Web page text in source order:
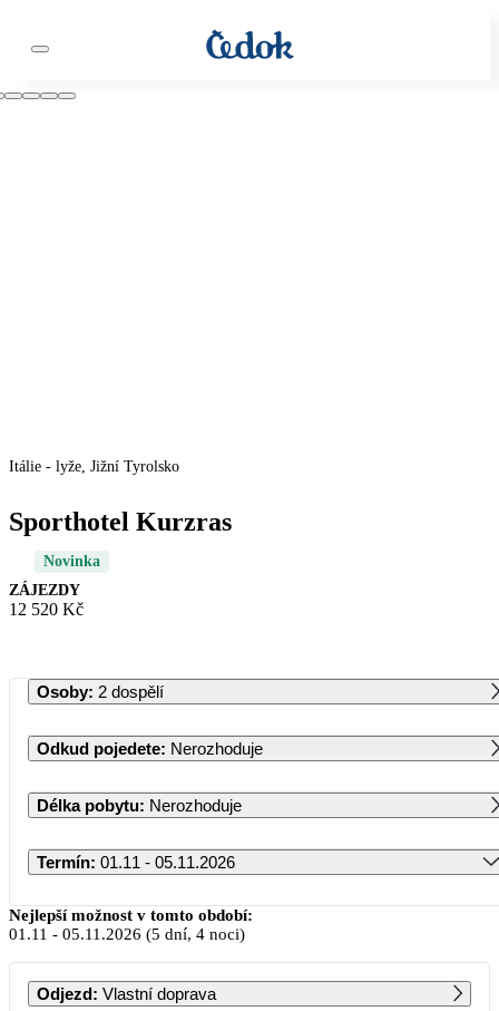
Itálie - lyže, Jižní Tyrolsko
Sporthotel Kurzras
Novinka
ZÁJEZDY
12 520 Kč
Osoby: 2 dospělí
Odkud pojedete: Nerozhoduje
Délka pobytu: Nerozhoduje
Termín: 01.11 - 05.11.2026
Listopad 2026
PO ÚT ST ČT PÁ SO NE
Nejlepší možnost v tomto období:
01.11 - 05.11.2026 (5 dní, 4 noci)
Odjezd: Vlastní doprava